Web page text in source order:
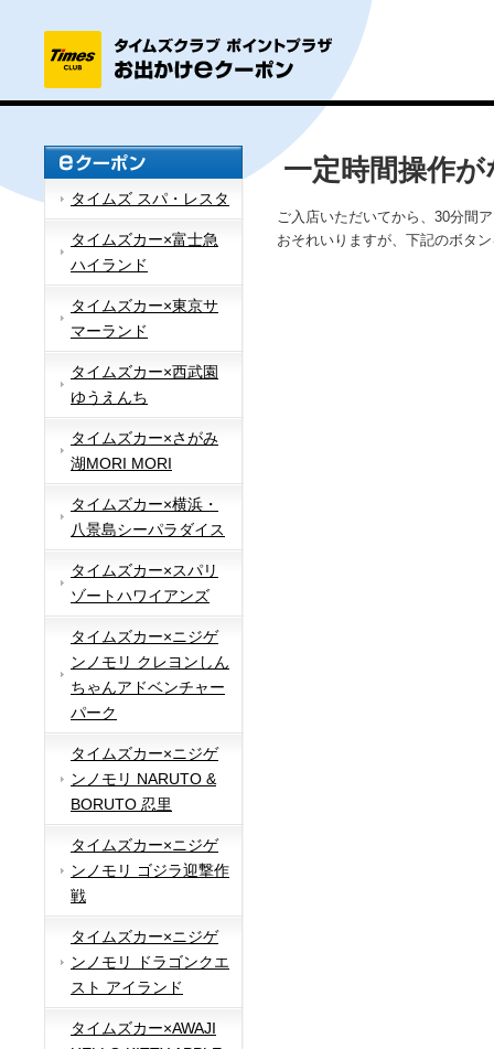
タイムズ スパ・レスタ
タイムズカー×富士急
ハイランド
タイムズカー×東京サ
マーランド
タイムズカー×西武園
ゆうえんち
タイムズカー×さがみ
湖MORI MORI
タイムズカー×横浜・
八景島シーパラダイス
タイムズカー×スパリ
ゾートハワイアンズ
タイムズカー×ニジゲ
ンノモリ クレヨンしん
ちゃんアドベンチャー
パーク
タイムズカー×ニジゲ
ンノモリ NARUTO &
BORUTO 忍里
タイムズカー×ニジゲ
ンノモリ ゴジラ迎撃作
戦
タイムズカー×ニジゲ
ンノモリ ドラゴンクエ
スト アイランド
タイムズカー×AWAJI
一定時間操作
ご入店いただいてから、30分間
おそれいりますが、下記のボタ